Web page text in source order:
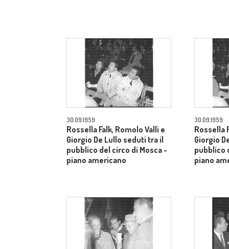
30.09.1959
Rossella Falk, Romolo Valli e
Giorgio De Lullo seduti tra il
pubblico del circo di Mosca -
piano americano
30.09.1959
Rossella
Giorgio
pubblico
piano